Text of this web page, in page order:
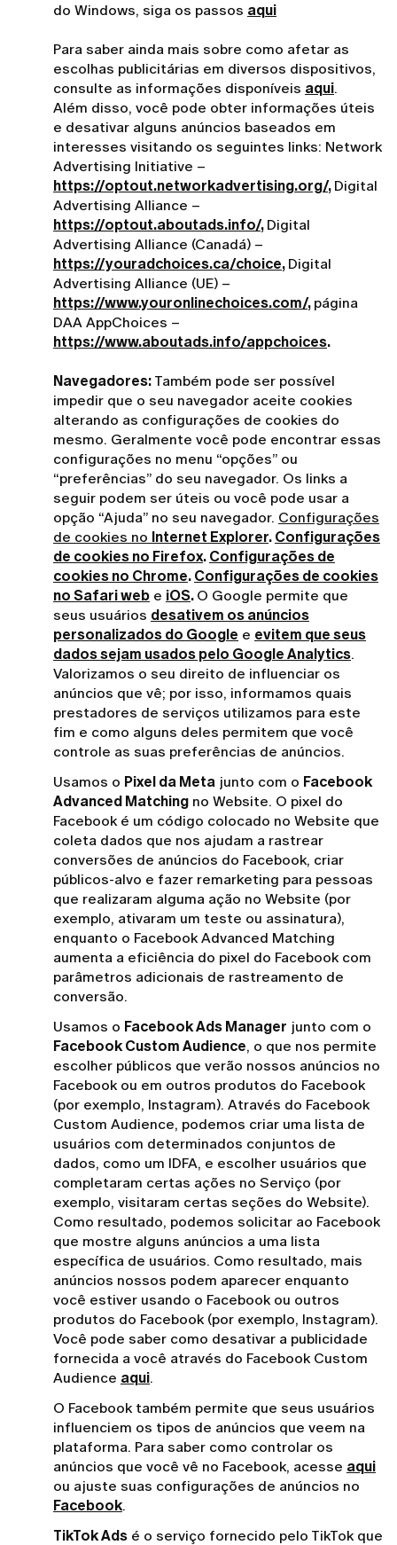
do Windows, siga os passos aqui
Para saber ainda mais sobre como afetar as
escolhas publicitárias em diversos dispositivos,
consulte as informações disponíveis aqui.
Além disso, você pode obter informações úteis
e desativar alguns anúncios baseados em
interesses visitando os seguintes links: Network
Advertising Initiative –
https://optout.networkadvertising.org/, Digital
Advertising Alliance –
https://optout.aboutads.info/, Digital
Advertising Alliance (Canadá) –
https://youradchoices.ca/choice, Digital
Advertising Alliance (UE) –
https://www.youronlinechoices.com/, página
DAA AppChoices –
https://www.aboutads.info/appchoices.
Navegadores: Também pode ser possível
impedir que o seu navegador aceite cookies
alterando as configurações de cookies do
mesmo. Geralmente você pode encontrar essas
configurações no menu “opções” ou
“preferências” do seu navegador. Os links a
seguir podem ser úteis ou você pode usar a
opção “Ajuda” no seu navegador. Configurações
de cookies no Internet Explorer. Configurações
de cookies no Firefox. Configurações de
cookies no Chrome. Configurações de cookies
no Safari web e iOS. O Google permite que
seus usuários desativem os anúncios
personalizados do Google e evitem que seus
dados sejam usados pelo Google Analytics.
Valorizamos o seu direito de influenciar os
anúncios que vê; por isso, informamos quais
prestadores de serviços utilizamos para este
fim e como alguns deles permitem que você
controle as suas preferências de anúncios.
Usamos o Pixel da Meta junto com o Facebook
Advanced Matching no Website. O pixel do
Facebook é um código colocado no Website que
coleta dados que nos ajudam a rastrear
conversões de anúncios do Facebook, criar
públicos-alvo e fazer remarketing para pessoas
que realizaram alguma ação no Website (por
exemplo, ativaram um teste ou assinatura),
enquanto o Facebook Advanced Matching
aumenta a eficiência do pixel do Facebook com
parâmetros adicionais de rastreamento de
conversão.
Usamos o Facebook Ads Manager junto com o
Facebook Custom Audience, o que nos permite
escolher públicos que verão nossos anúncios no
Facebook ou em outros produtos do Facebook
(por exemplo, Instagram). Através do Facebook
Custom Audience, podemos criar uma lista de
usuários com determinados conjuntos de
dados, como um IDFA, e escolher usuários que
completaram certas ações no Serviço (por
exemplo, visitaram certas seções do Website).
Como resultado, podemos solicitar ao Facebook
que mostre alguns anúncios a uma lista
específica de usuários. Como resultado, mais
anúncios nossos podem aparecer enquanto
você estiver usando o Facebook ou outros
produtos do Facebook (por exemplo, Instagram).
Você pode saber como desativar a publicidade
fornecida a você através do Facebook Custom
Audience aqui.
O Facebook também permite que seus usuários
influenciem os tipos de anúncios que veem na
plataforma. Para saber como controlar os
anúncios que você vê no Facebook, acesse aqui
ou ajuste suas configurações de anúncios no
Facebook.
TikTok Ads é o serviço fornecido pelo TikTok que